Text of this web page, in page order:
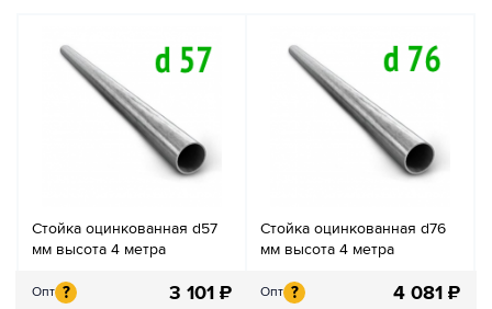
Стойка оцинкованная d57
мм высота 4 метра
Опт ? 3 101 ₽
Стойка оцинкованная d76
мм высота 4 метра
Опт ? 4 081 ₽